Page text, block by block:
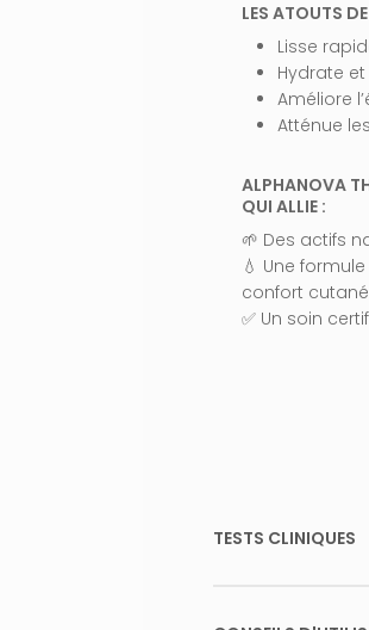
LES ATOUTS
Lisse
Hydrate
Améliore
Atténue
ALPHANOVA
QUI ALLIE :
🌱 Des actifs
💧 Une
confort cutané
✅ Un soin
TESTS CLINIQUES
85%